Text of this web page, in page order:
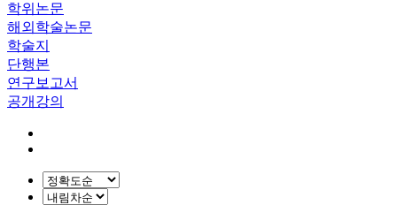
학위논문
해외학술논문
학술지
단행본
연구보고서
공개강의